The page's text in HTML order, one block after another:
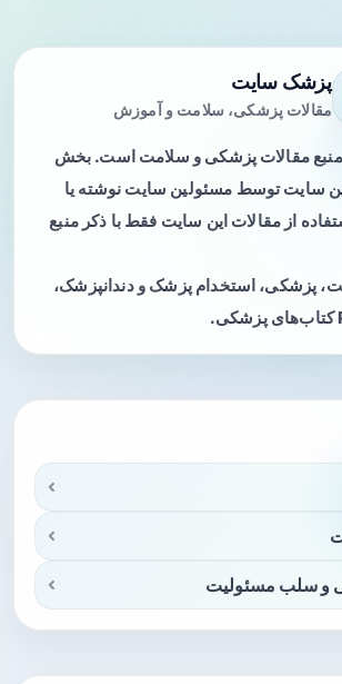
پزشک سایت
مقالات پزشکی، سلامت و آموزش
مقالات پزشکی و سلامت است. بخش
سایت توسط مسئولین سایت نوشته یا
از مقالات این سایت فقط با ذکر منبع
پزشکی، استخدام پزشک و دندانپزشک،
و سلب مسئولیت